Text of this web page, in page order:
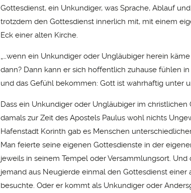
Gottesdienst, ein Unkundiger, was Sprache, Ablauf
trotzdem den Gottesdienst innerlich mit, mit einem
Eck einer alten Kirche.
„…wenn ein Unkundiger oder Ungläubiger herein
dann? Dann kann er sich hoffentlich zuhause fühlen
und das Gefühl bekommen: Gott ist wahrhaftig unter
Dass ein Unkundiger oder Ungläubiger im
damals zur Zeit des Apostels Paulus wohl nichts
Hafenstadt Korinth gab es Menschen
Man feierte seine eigenen Gottesdienste in der
jeweils in seinem Tempel oder Versammlungsort.
jemand aus Neugierde einmal den Gottesdienst
besuchte. Oder er kommt als Unkundiger oder